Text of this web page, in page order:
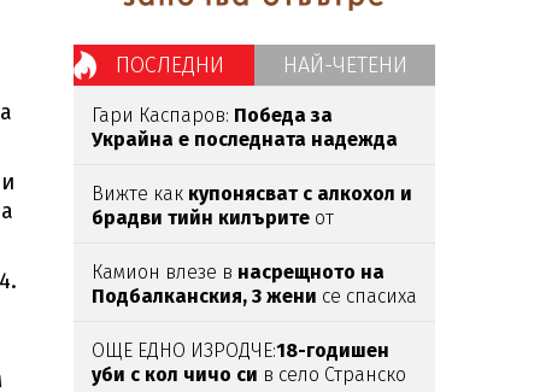
ПОСЛЕДНИ НАЙ-ЧЕТЕНИ
Гари Каспаров: Победа за
Украйна е последната надежда
Вижте как купонясват с алкохол и
брадви тийн килърите от
Камион влезе в насрещното на
Подбалканския, 3 жени се спасиха
ОЩЕ ЕДНО ИЗРОДЧЕ:18-годишен
уби с кол чичо си в село Странско